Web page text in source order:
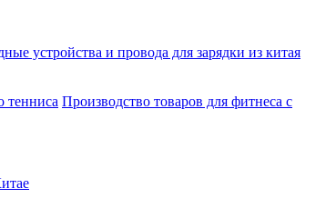
устройства и провода для зарядки из китая
тенниса Производство товаров для фитнеса с